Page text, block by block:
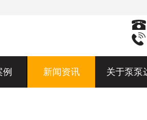
新闻资讯 关于泵泵